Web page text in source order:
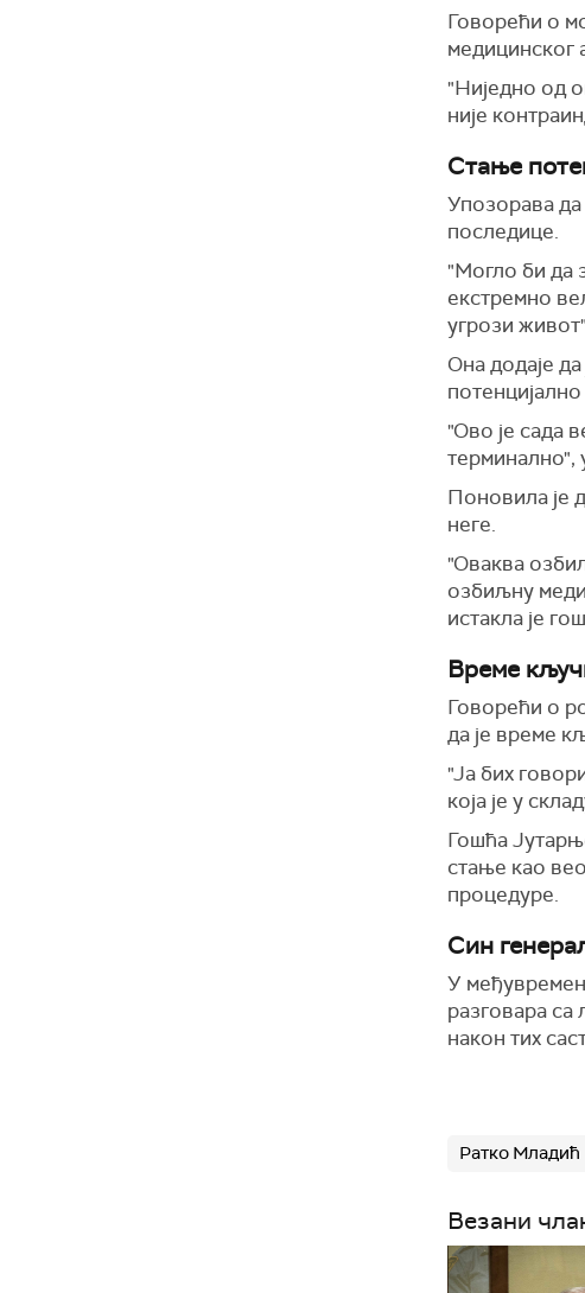
Говорећи о
медицинског
"Ниједно од
није
Стање
Упозорава
последице.
"Могло би да
екстремно
угрози
Она додаје
"Ово је сада
терминално",
Поновила је
неге.
"Оваква
озбиљну
истакла је
Време
Говорећи о
да је време
"Ја бих
која је у
Гошћа
стање као
процедуре.
Син
У
разговара
након тих
Ратко Младић
Везани